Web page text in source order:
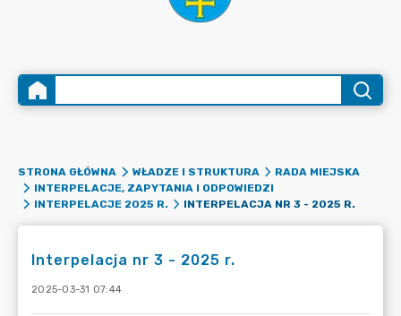
STRONA GŁÓWNA WŁADZE I STRUKTURA
RADA MIEJSKA
INTERPELACJE, ZAPYTANIA I ODPOWIEDZI
INTERPELACJE 2025 R.
INTERPELACJA NR 3 - 2025 R.
Interpelacja nr 3 - 2025 r.
2025-03-31 07:44